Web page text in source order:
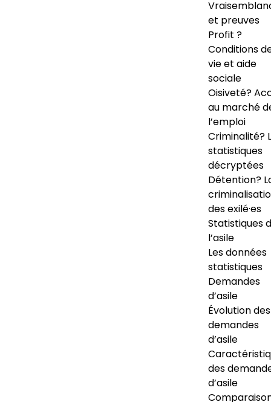
et preuves
Profit ?
Conditions
vie et aide
sociale
Oisiveté?
au marché
l’emploi
Criminalité?
statistiques
décryptées
Détention?
des exilé·es
Statistiques
l’asile
Les données
statistiques
Demandes
d’asile
Évolution des
demandes
d’asile
des
d’asile